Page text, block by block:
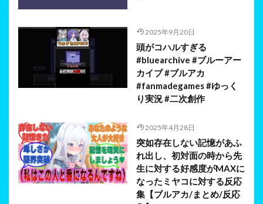
2025年9月20日
頭がコハルすぎる
#bluearchive #ブルーアー
カイブ #ブルアカ
#fanmadegames #ゆっく
り実況 #二次創作
2025年4月28日
突如存在しない記憶があふ
れ出し、初対面の時から先
生に対する好感度がMAXに
なったミヤコに対する反応
集【ブルアカ/まとめ/反応